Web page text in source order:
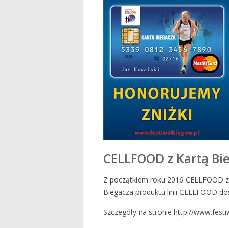
CELLFOOD z Kartą
Z początkiem roku 2016 CELLFOOD
Biegacza produktu linii CELLFOOD
Szczegóły na stronie http://